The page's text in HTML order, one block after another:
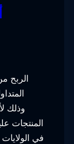
الربح
وذلك
المنتجات
في الولايات